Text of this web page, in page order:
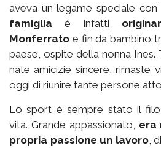
aveva un legame speciale
famigliaè infatti
Monferrato e fin da bambino
paese, ospite della nonna Ines.
nate amicizie sincere, rimaste
oggi di riunire tante persone
Lo sport è sempre stato il
vita. Grande appassionato, era
propria passione un lavoro,